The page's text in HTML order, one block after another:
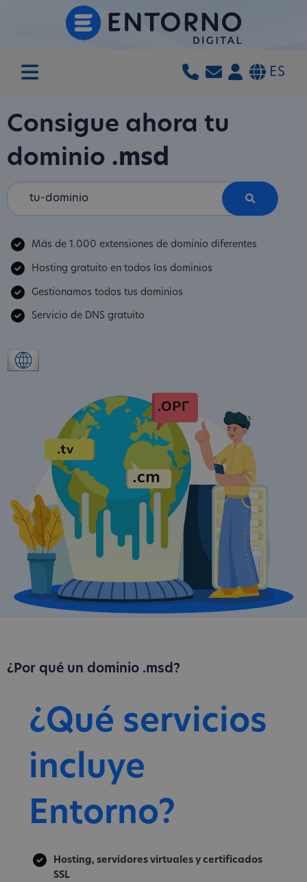
ES
Consigue ahora tu
dominio .msd
Más de 1.000 extensiones de dominio diferentes
Hosting gratuito en todos los dominios
Gestionamos todos tus dominios
Servicio de DNS gratuito
¿Por qué un dominio .msd?
¿Qué servicios
incluye
Entorno?
Hosting, servidores virtuales y certificados
SSL